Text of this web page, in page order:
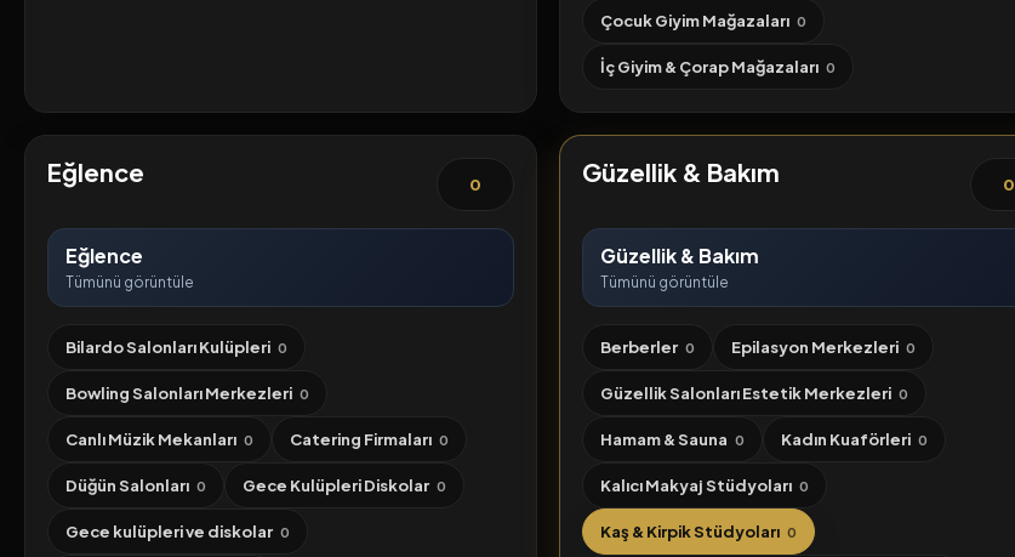
Çocuk Giyim Mağazaları 0
İç Giyim & Çorap Mağazaları 0
Eğlence 0
Eğlence
Tümünü görüntüle
Bilardo Salonları Kulüpleri 0
Bowling Salonları Merkezleri 0
Canlı Müzik Mekanları 0 Catering Firmaları 0
Düğün Salonları 0 Gece Kulüpleri Diskolar 0
Gece kulüpleri ve diskolar 0
Güzellik & Bakım 0
Güzellik & Bakım
Tümünü görüntüle
Berberler 0 Epilasyon Merkezleri 0
Güzellik Salonları Estetik Merkezleri 0
Hamam & Sauna 0 Kadın Kuaförleri 0
Kalıcı Makyaj Stüdyoları 0
Kaş & Kirpik Stüdyoları 0